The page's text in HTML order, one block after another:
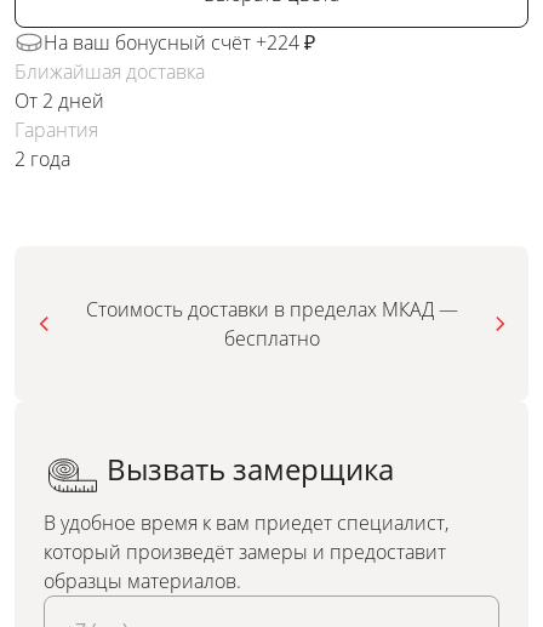
На ваш бонусный счёт +224 ₽
Ближайшая доставка
От 2 дней
Гарантия
2 года
Стоимость доставки в пределах МКАД —
бесплатно
Вызвать замерщика
В удобное время к вам приедет специалист,
который произведёт замеры и предоставит
образцы материалов.